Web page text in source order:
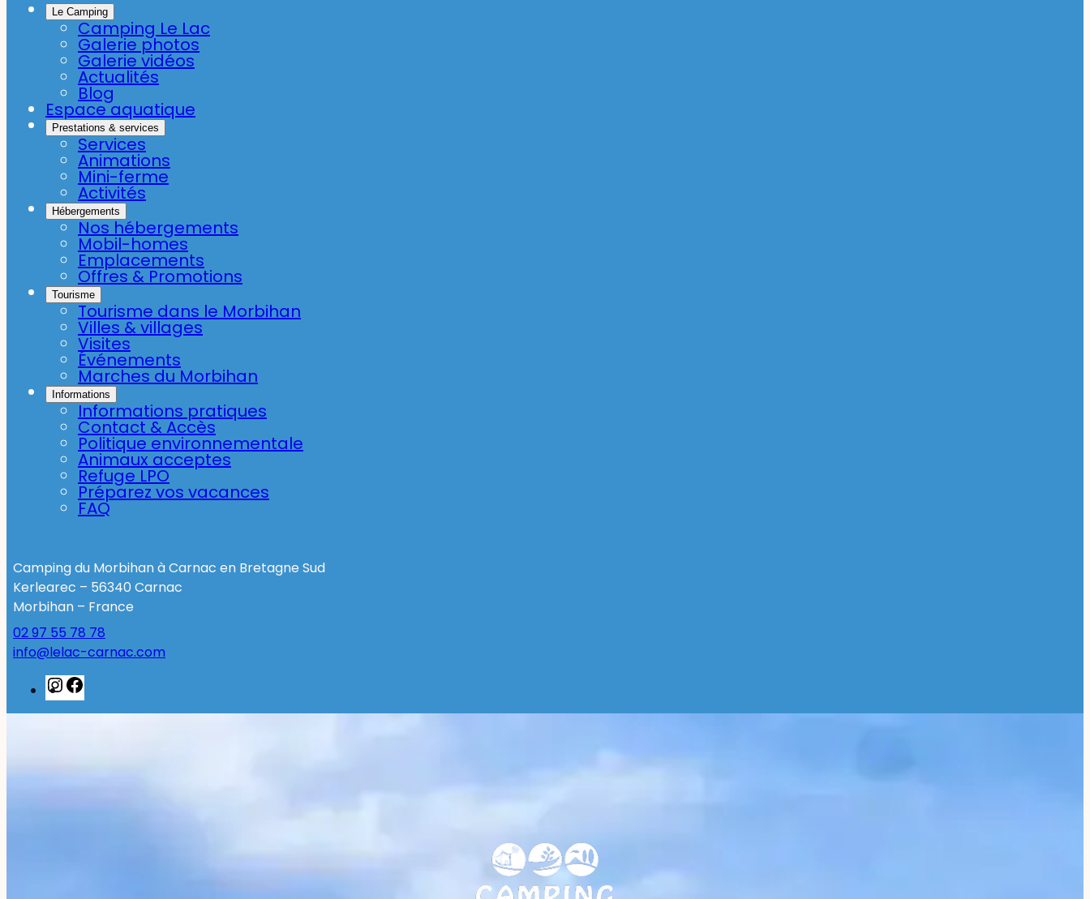
Le Camping
Camping Le Lac
Galerie photos
Galerie vidéos
Actualités
Blog
Espace aquatique
Prestations & services
Services
Animations
Mini-ferme
Activités
Hébergements
Nos hébergements
Mobil-homes
Emplacements
Offres & Promotions
Tourisme
Tourisme dans le Morbihan
Villes & villages
Visites
Événements
Marches du Morbihan
Informations
Informations pratiques
Contact & Accès
Politique environnementale
Animaux acceptes
Refuge LPO
Préparez vos vacances
FAQ
Camping du Morbihan à Carnac en Bretagne Sud
Kerlearec – 56340 Carnac
Morbihan – France
02 97 55 78 78
info@lelac-carnac.com
Instagram